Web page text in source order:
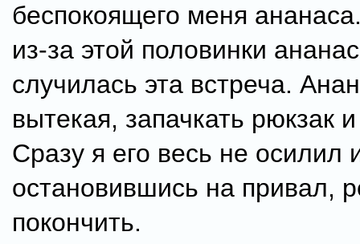
беспокоящего меня
из-за этой половинки
случилась эта встреча.
вытекая, запачкать рюкзак
Сразу я его весь не осилил
остановившись на привал,
покончить.